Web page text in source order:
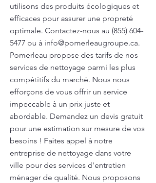
utilisons des produits écologiques et
efficaces pour assurer une propreté
optimale. Contactez-nous au (855) 604-
5477 ou à info@pomerleaugroupe.ca.
Pomerleau propose des tarifs de nos
services de nettoyage parmi les plus
compétitifs du marché. Nous nous
efforçons de vous offrir un service
impeccable à un prix juste et
abordable. Demandez un devis gratuit
pour une estimation sur mesure de vos
besoins ! Faites appel à notre
entreprise de nettoyage dans votre
ville pour des services d'entretien
ménager de qualité. Nous proposons